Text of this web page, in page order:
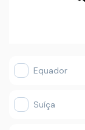
Equador
Suíça